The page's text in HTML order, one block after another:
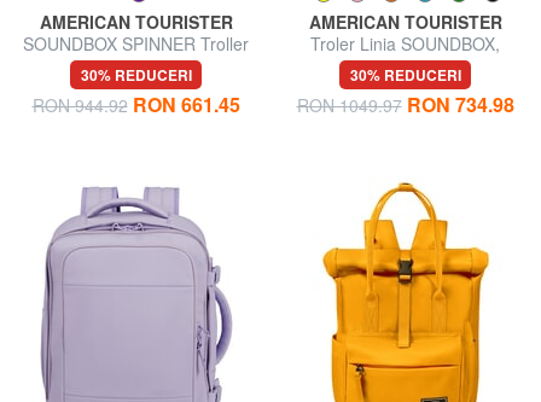
AMERICAN TOURISTER
SOUNDBOX SPINNER Troller
mediu, extensibil
30% REDUCERI
RON 944.92 RON 661.45
AMERICAN TOURISTER
Troler Linia SOUNDBOX,
dimensiuni mari, extensibilă
30% REDUCERI
RON 1049.97 RON 734.98